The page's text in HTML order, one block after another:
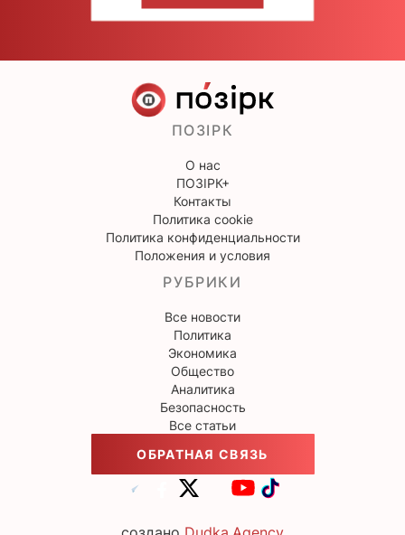
ПОЗІРК
О нас
ПОЗІРК+
Контакты
Политика cookie
Политика конфиденциальности
Положения и условия
РУБРИКИ
Все новости
Политика
Экономика
Общество
Аналитика
Безопасность
Все статьи
ОБРАТНАЯ СВЯЗЬ